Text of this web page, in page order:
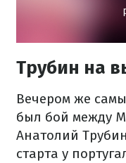
Трубин на
Вечером же
был бой между
Анатолий
старта у